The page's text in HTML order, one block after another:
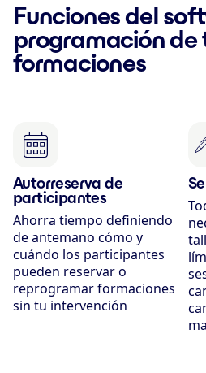
Funciones del
programación de
formaciones
Autorreserva de
participantes
Ahorra tiempo definiendo
de antemano cómo y
cuándo los participantes
pueden reservar o
reprogramar formaciones
sin tu intervención